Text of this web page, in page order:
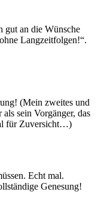
gut an die Wünsche
Langzeitfolgen!“.
(Mein zweites und
sein Vorgänger, das
für Zuversicht…)
Echt mal.
Genesung!